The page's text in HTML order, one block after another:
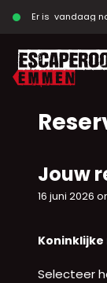
Er is  vandaag
Jouw
16 juni 2026
Selecteer